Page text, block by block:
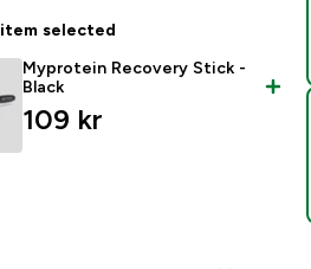
selected
Myprotein Recovery Stick -
Black
109 kr‎